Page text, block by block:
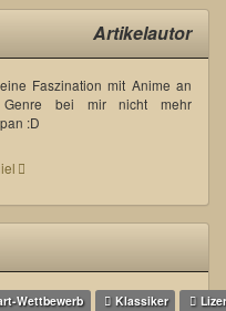
Artikelautor
Faszination mit Anime an
bei mir nicht mehr
:D
Wettbewerb Klassiker